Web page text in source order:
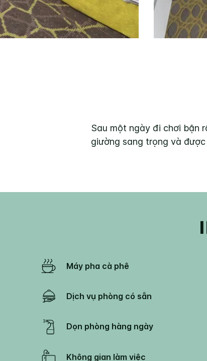
Sau một ngày đi chơi bận
giường sang trọng và
Máy pha cà phê
Dịch vụ phòng có sẵn
Dọn phòng hàng ngày
Không gian làm việc